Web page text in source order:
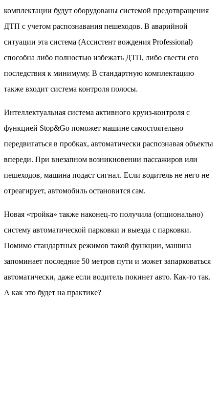
комплектации будут оборудованы системой предотвращения
ДТП с учетом распознавания пешеходов. В аварийной
ситуации эта система (Ассистент вождения Professional)
способна либо полностью избежать ДТП, либо свести его
последствия к минимуму. В стандартную комплектацию
также входит система контроля полосы.
Интеллектуальная система активного круиз-контроля с
функцией Stop&Go поможет машине самостоятельно
передвигаться в пробках, автоматически распознавая объекты
впереди. При внезапном возникновении пассажиров или
пешеходов, машина подаст сигнал. Если водитель не него не
отреагирует, автомобиль остановится сам.
Новая «тройка» также наконец-то получила (опционально)
систему автоматической парковки и выезда с парковки.
Помимо стандартных режимов такой функции, машина
запоминает последние 50 метров пути и может запарковаться
автоматически, даже если водитель покинет авто. Как-то так.
А как это будет на практике?